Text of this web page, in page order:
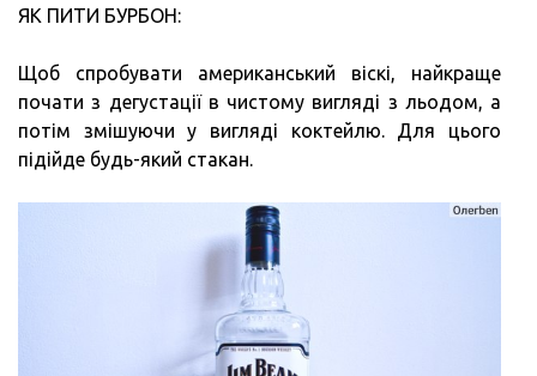
ЯК ПИТИ БУРБОН:
Щоб спробувати американський віскі, найкраще
почати з дегустації в чистому вигляді з льодом, а
потім змішуючи у вигляді коктейлю. Для цього
підійде будь-який стакан.